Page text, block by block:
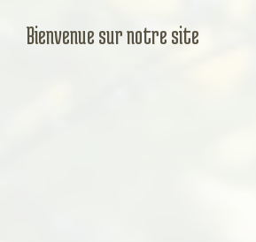
Bienvenue sur notre site